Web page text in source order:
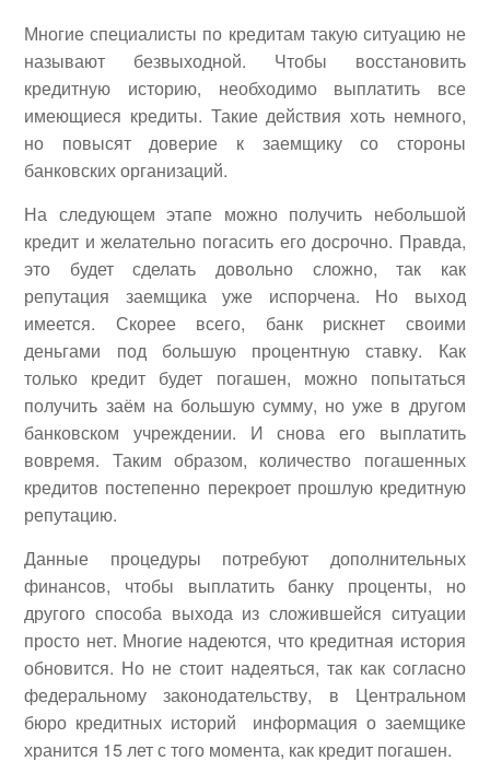
Многие специалисты по кредитам такую ситуацию не
называют безвыходной. Чтобы восстановить
кредитную историю, необходимо выплатить все
имеющиеся кредиты. Такие действия хоть немного,
но повысят доверие к заемщику со стороны
банковских организаций.
На следующем этапе можно получить небольшой
кредит и желательно погасить его досрочно. Правда,
это будет сделать довольно сложно, так как
репутация заемщика уже испорчена. Но выход
имеется. Скорее всего, банк рискнет своими
деньгами под большую процентную ставку. Как
только кредит будет погашен, можно попытаться
получить заём на большую сумму, но уже в другом
банковском учреждении. И снова его выплатить
вовремя. Таким образом, количество погашенных
кредитов постепенно перекроет прошлую кредитную
репутацию.
Данные процедуры потребуют дополнительных
финансов, чтобы выплатить банку проценты, но
другого способа выхода из сложившейся ситуации
просто нет. Многие надеются, что кредитная история
обновится. Но не стоит надеяться, так как согласно
федеральному законодательству, в Центральном
бюро кредитных историй информация о заемщике
хранится 15 лет с того момента, как кредит погашен.